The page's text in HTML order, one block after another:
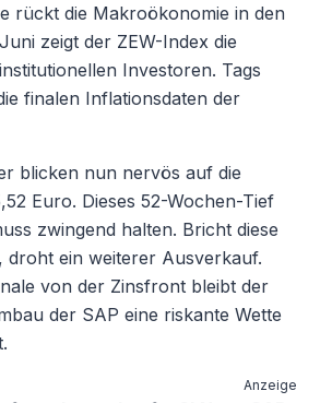
rückt die Makroökonomie in den
zeigt der ZEW-Index die
Investoren. Tags
finalen Inflationsdaten der
blicken nun nervös auf die
Euro. Dieses 52-Wochen-Tief
zwingend halten. Bricht diese
droht ein weiterer Ausverkauf.
von der Zinsfront bleibt der
der SAP eine riskante Wette
Anzeige